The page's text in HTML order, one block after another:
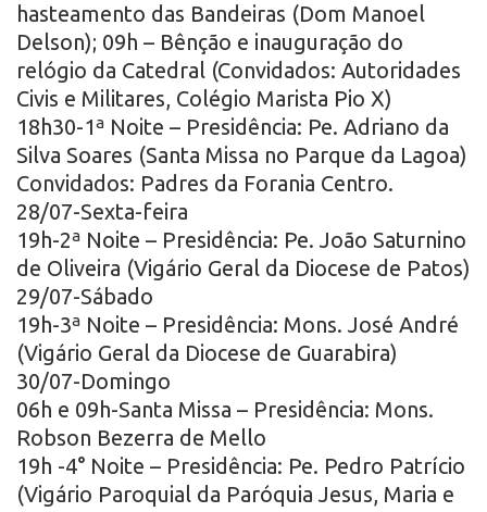
hasteamento das Bandeiras (Dom Manoel
Delson); 09h – Bênção e inauguração do
relógio da Catedral (Convidados: Autoridades
Civis e Militares, Colégio Marista Pio X)
18h30-1ª Noite – Presidência: Pe. Adriano da
Silva Soares (Santa Missa no Parque da Lagoa)
Convidados: Padres da Forania Centro.
28/07-Sexta-feira
19h-2ª Noite – Presidência: Pe. João Saturnino
de Oliveira (Vigário Geral da Diocese de Patos)
29/07-Sábado
19h-3ª Noite – Presidência: Mons. José André
(Vigário Geral da Diocese de Guarabira)
30/07-Domingo
06h e 09h-Santa Missa – Presidência: Mons.
Robson Bezerra de Mello
19h -4° Noite – Presidência: Pe. Pedro Patrício
(Vigário Paroquial da Paróquia Jesus, Maria e